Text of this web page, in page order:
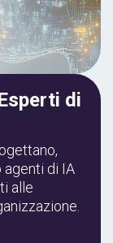
di
agenti di IA
alle